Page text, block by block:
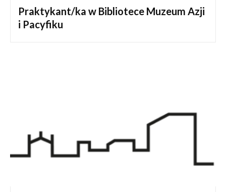
Praktykant/ka w Bibliotece Muzeum Azji
i Pacyfiku